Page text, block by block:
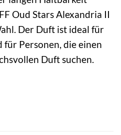
Oud Stars Alexandria II
Der Duft ist ideal für
für Personen, die einen
Duft suchen.